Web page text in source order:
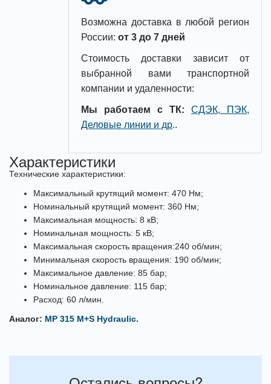
Возможна доставка в любой регион
России: от 3 до 7 дней
Стоимость доставки зависит от
выбранной вами транспортной
компании и удаленности:
Мы работаем с ТК:
СДЭК, ПЭК,
Деловые линии и др..
Характеристики
Технические характеристики:
Максимальный крутящий момент: 470 Нм;
Номинальный крутящий момент: 360 Нм;
Максимальная мощность: 8 кВ;
Номинальная мощность: 5 кВ;
Максимальная скорость вращения:240 об/мин;
Минимальная скорость вращения: 190 об/мин;
Максимальное давление: 85 бар;
Номинальное давление: 115 бар;
Расход: 60 л/мин.
Аналог: MP 315 M+S Hydraulic.